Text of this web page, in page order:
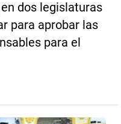
dos legislaturas
para aprobar las
para el